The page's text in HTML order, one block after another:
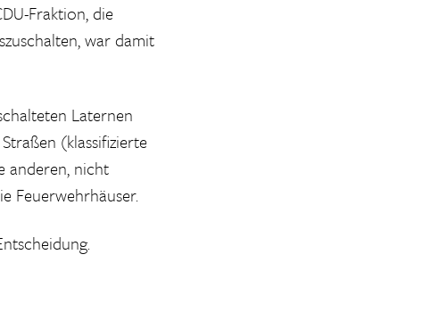
Fraktion, die
war damit
Laternen
(klassifizierte
anderen, nicht
Feuerwehrhäuser.